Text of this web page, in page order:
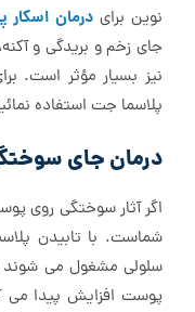
نوین برایدرمان
جای زخم و بریدگی و
نیز بسیار مؤثر است.
پلاسما جت استفاده
درمان جای
اگر آثار سوختگی روی
شماست. با تابیدن
سلولی مشغول می شوند
پوست افزایش پیدا می